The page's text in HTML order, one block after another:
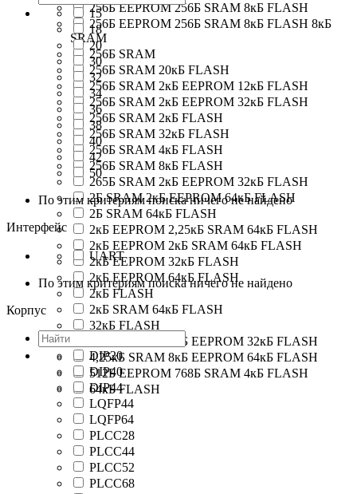
256Б EEPROM 256Б SRAM 8кБ FLASH
256Б EEPROM 256Б SRAM 8кБ FLASH 8кБ
SRAM
256Б SRAM
256Б SRAM 20кБ FLASH
256Б SRAM 2кБ EEPROM 12кБ FLASH
256Б SRAM 2кБ EEPROM 32кБ FLASH
256Б SRAM 2кБ FLASH
256Б SRAM 32кБ FLASH
256Б SRAM 4кБ FLASH
256Б SRAM 8кБ FLASH
265Б SRAM 2кБ EEPROM 32кБ FLASH
2Б SRAM 2кБ EEPROM 64кБ FLASH
2Б SRAM 64кБ FLASH
2кБ EEPROM 2,25кБ SRAM 64кБ FLASH
2кБ EEPROM 2кБ SRAM 64кБ FLASH
2кБ EEPROM 32кБ FLASH
2кБ EEPROM 64кБ FLASH
2кБ FLASH
2кБ SRAM 64кБ FLASH
32кБ FLASH
4,25кБ SRAM 8кБ EEPROM 32кБ FLASH
4,25кБ SRAM 8кБ EEPROM 64кБ FLASH
512Б EEPROM 768Б SRAM 4кБ FLASH
64кБ FLASH
15
18
20
30
32
34
36
38
40
42
50
По этим критериям поиска ничего не найдено
Интерфейс
UART
По этим критериям поиска ничего не найдено
Корпус
DIP20
DIP40
DIP44
LQFP44
LQFP64
PLCC28
PLCC44
PLCC52
PLCC68